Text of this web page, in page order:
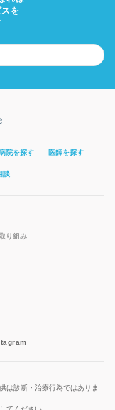
を
院を探す 医師を探す
談
り組み
は診断・治療行為ではありま